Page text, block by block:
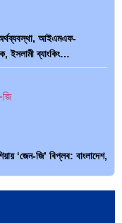
আইএমএফ-
ইসলামী ব্যাংকিং…
‘জেন-জি’ বিপ্লব: বাংলাদেশ,